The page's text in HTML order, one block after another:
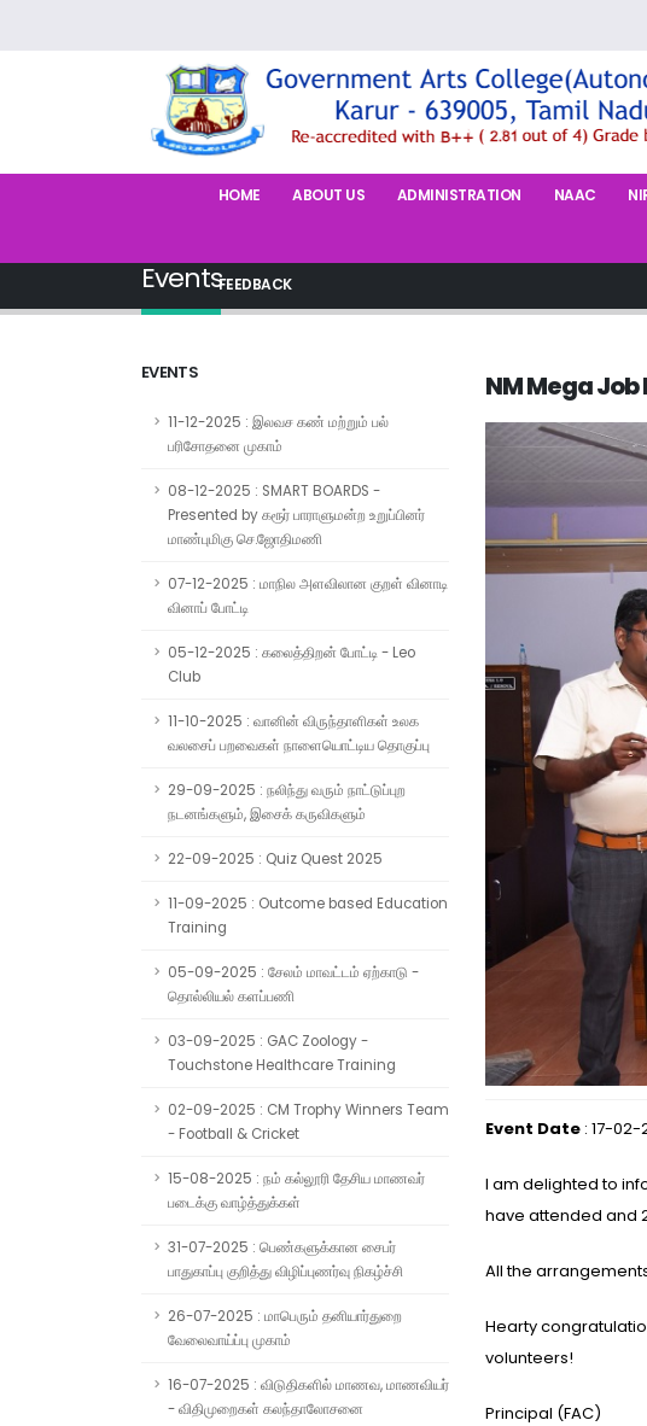
HOME ABOUT US ADMINISTRATION NAAC
FEEDBACK
Events
EVENTS
11-12-2025 : இலவச கண் மற்றும் பல்
பரிசோதனை முகாம்
08-12-2025 : SMART BOARDS -
Presented by கரூர் பாராளுமன்ற உறுப்பினர்
மாண்புமிகு செ.ஜோதிமணி
07-12-2025 : மாநில அளவிலான குறள் வினாடி
வினாப் போட்டி
05-12-2025 : கலைத்திறன் போட்டி - Leo
Club
11-10-2025 : வானின் விருந்தாளிகள் உலக
வலசைப் பறவைகள் நாளையொட்டிய தொகுப்பு
29-09-2025 : நலிந்து வரும் நாட்டுப்புற
நடனங்களும், இசைக் கருவிகளும்
22-09-2025 : Quiz Quest 2025
11-09-2025 : Outcome based Education
Training
05-09-2025 : சேலம் மாவட்டம் ஏற்காடு -
தொல்லியல் களப்பணி
03-09-2025 : GAC Zoology -
Touchstone Healthcare Training
02-09-2025 : CM Trophy Winners Team
- Football & Cricket
15-08-2025 : நம் கல்லூரி தேசிய மாணவர்
படைக்கு வாழ்த்துக்கள்
31-07-2025 : பெண்களுக்கான சைபர்
பாதுகாப்பு குறித்து விழிப்புணர்வு நிகழ்ச்சி
26-07-2025 : மாபெரும் தனியார்துறை
வேலைவாய்ப்பு முகாம்
16-07-2025 : விடுதிகளில் மாணவ, மாணவியர்
- விதிமுறைகள் கலந்தாலோசனை
NM Mega Job
Event Date : 17-
I am delighted to
have attended and
All the
Hearty
volunteers!
Principal (FAC)